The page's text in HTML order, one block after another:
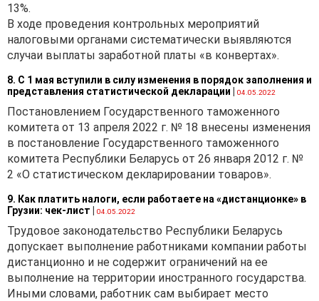
13%.
В ходе проведения контрольных мероприятий
налоговыми органами систематически выявляются
случаи выплаты заработной платы «в конвертах».
8. С 1 мая вступили в силу изменения в порядок заполнения и
представления статистической декларации | 04.05.2022
Постановлением Государственного таможенного
комитета от 13 апреля 2022 г. № 18 внесены изменения
в постановление Государственного таможенного
комитета Республики Беларусь от 26 января 2012 г. №
2 «О статистическом декларировании товаров».
9. Как платить налоги, если работаете на «дистанционке» в
Грузии: чек-лист | 04.05.2022
Трудовое законодательство Республики Беларусь
допускает выполнение работниками компании работы
дистанционно и не содержит ограничений на ее
выполнение на территории иностранного государства.
Иными словами, работник сам выбирает место